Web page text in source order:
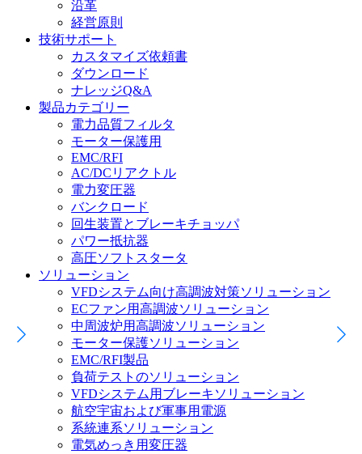
沿革
経営原則
技術サポート
カスタマイズ依頼書
ダウンロード
ナレッジQ&A
製品カテゴリー
電力品質フィルタ
モーター保護用
EMC/RFI
AC/DCリアクトル
電力変圧器
バンクロード
回生装置とブレーキチョッパ
パワー抵抗器
高圧ソフトスタータ
ソリューション
VFDシステム向け高調波対策ソリューション
ECファン用高調波ソリューション
中周波炉用高調波ソリューション
モーター保護ソリューション
EMC/RFI製品
負荷テストのソリューション
VFDシステム用ブレーキソリューション
航空宇宙および軍事用電源
系統連系ソリューション
電気めっき用変圧器